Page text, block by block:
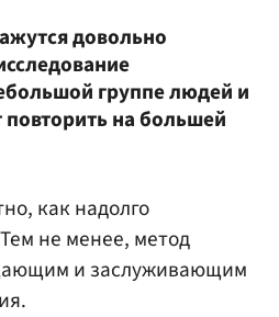
довольно
группе людей и
на большей
как надолго
не менее, метод
и заслуживающим